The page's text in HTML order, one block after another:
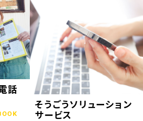
話
そうごうソリューション
サービス